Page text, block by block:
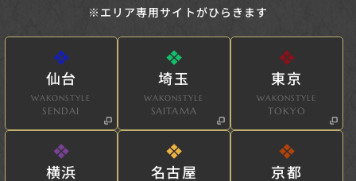
※エリア専用サイトがひらきます
仙台
WAKONSTYLE
SENDAI
埼玉
WAKONSTYLE
SAITAMA
東京
WAKONSTYLE
TOKYO
横浜 名古屋 京都